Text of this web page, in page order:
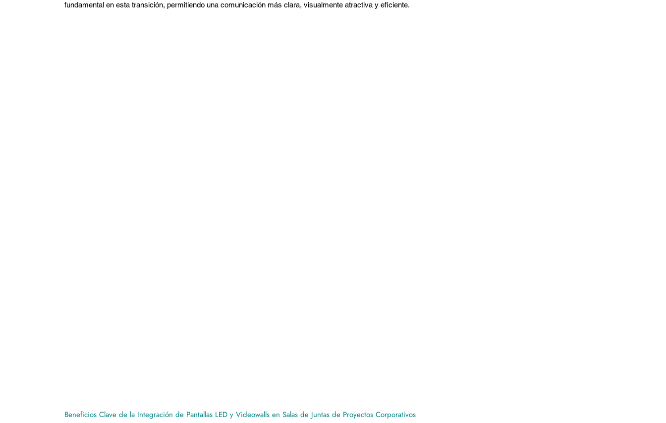
fundamental en esta transición, permitiendo una comunicación más clara, visualmente atractiva y eficiente.
Beneficios Clave de la Integración de Pantallas LED y Videowalls en Salas de Juntas de Proyectos Corporativos